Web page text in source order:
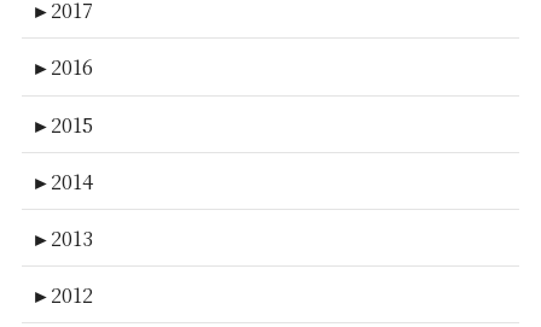
►2017
►2016
►2015
►2014
►2013
►2012